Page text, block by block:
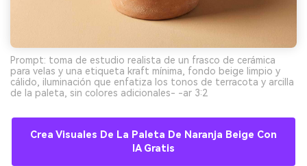
Prompt: toma de estudio realista de un frasco de cerámica
para velas y una etiqueta kraft mínima, fondo beige limpio y
cálido, iluminación que enfatiza los tonos de terracota y arcilla
de la paleta, sin colores adicionales- -ar 3:2
Crea Visuales De La Paleta De Naranja Beige Con
IA Gratis